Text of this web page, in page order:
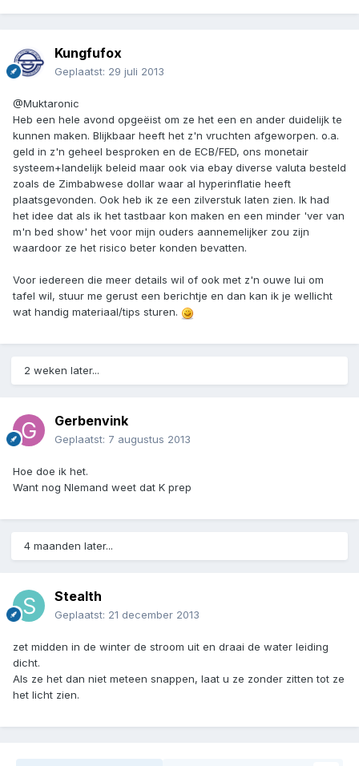
Kungfufox
Geplaatst: 29 juli 2013
@Muktaronic
Heb een hele avond opgeëist om ze het een en ander duidelijk te
kunnen maken. Blijkbaar heeft het z'n vruchten afgeworpen. o.a.
geld in z'n geheel besproken en de ECB/FED, ons monetair
systeem+landelijk beleid maar ook via ebay diverse valuta besteld
zoals de Zimbabwese dollar waar al hyperinflatie heeft
plaatsgevonden. Ook heb ik ze een zilverstuk laten zien. Ik had
het idee dat als ik het tastbaar kon maken en een minder 'ver van
m'n bed show' het voor mijn ouders aannemelijker zou zijn
waardoor ze het risico beter konden bevatten.
Voor iedereen die meer details wil of ook met z'n ouwe lui om
tafel wil, stuur me gerust een berichtje en dan kan ik je wellicht
wat handig materiaal/tips sturen.
2 weken later...
Gerbenvink
Geplaatst: 7 augustus 2013
Hoe doe ik het.
Want nog NIemand weet dat K prep
4 maanden later...
Stealth
Geplaatst: 21 december 2013
zet midden in de winter de stroom uit en draai de water leiding
dicht.
Als ze het dan niet meteen snappen, laat u ze zonder zitten tot ze
het licht zien.